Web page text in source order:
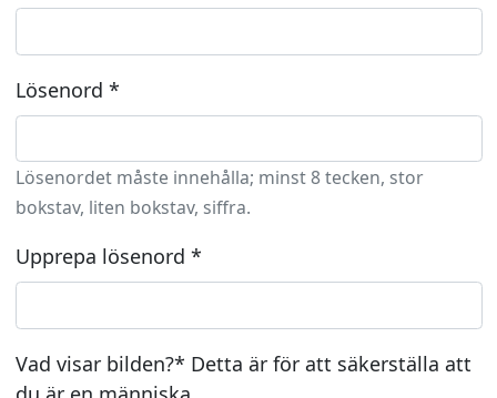
Lösenord *
Lösenordet måste innehålla; minst 8 tecken, stor
bokstav, liten bokstav, siffra.
Upprepa lösenord *
Vad visar bilden?* Detta är för att säkerställa att